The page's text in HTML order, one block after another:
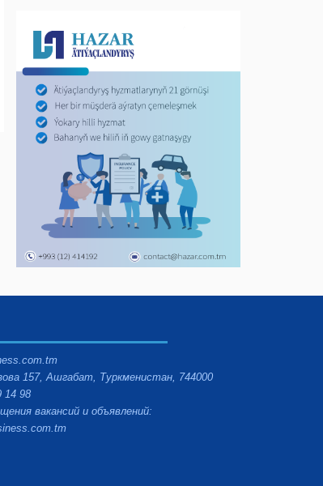
157, Ашгабат, Туркменистан, 744000
14 98
вакансий и объявлений: